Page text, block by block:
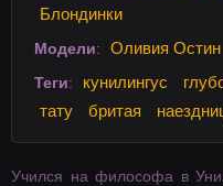
Блондинки
Модели: Оливия Остин
Теги: кунилингус
тату
бритая
Учился на философа в